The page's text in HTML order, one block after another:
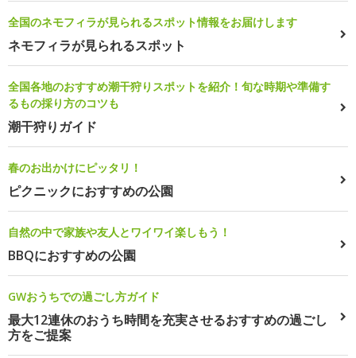
全国のネモフィラが見られるスポット情報をお届けします
ネモフィラが見られるスポット
全国各地のおすすめ潮干狩りスポットを紹介！旬な時期や準備す
るもの採り方のコツも
潮干狩りガイド
春のお出かけにピッタリ！
ピクニックにおすすめの公園
自然の中で家族や友人とワイワイ楽しもう！
BBQにおすすめの公園
GWおうちでの過ごし方ガイド
最大12連休のおうち時間を充実させるおすすめの過ごし
方をご提案